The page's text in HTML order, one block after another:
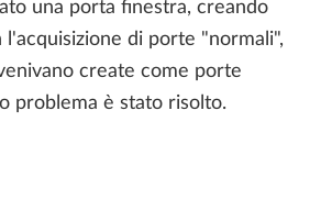
una porta finestra, creando
di porte "normali",
create come porte
problema è stato risolto.